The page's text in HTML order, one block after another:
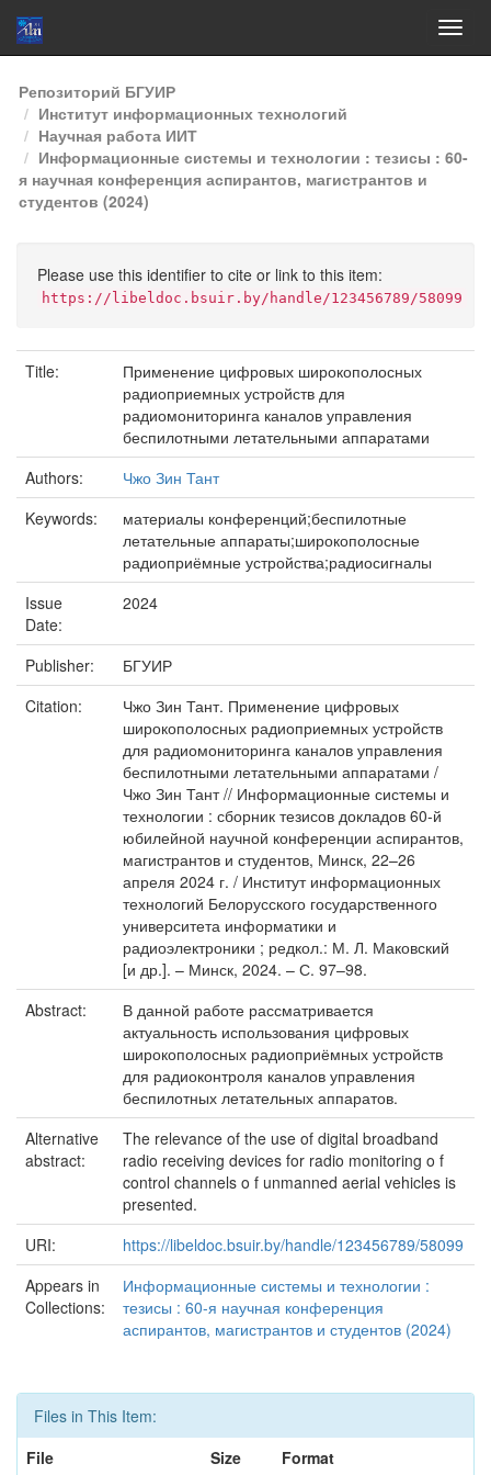
Skip
navigation
Репозиторий БГУИР
Институт информационных технологий
Научная работа ИИТ
Информационные системы и технологии : тезисы : 60-
я научная конференция аспирантов, магистрантов и
студентов (2024)
Please use this identifier to cite or link to this item:
https://libeldoc.bsuir.by/handle/123456789/58099
Title:
Применение цифровых широкополосных
радиоприемных устройств для
радиомониторинга каналов управления
беспилотными летательными аппаратами
Authors:
Чжо Зин Тант
Keywords:
материалы конференций;беспилотные
летательные аппараты;широкополосные
радиоприёмные устройства;радиосигналы
Issue
Date:
2024
Publisher:
БГУИР
Citation:
Чжо Зин Тант. Применение цифровых
широкополосных радиоприемных устройств
для радиомониторинга каналов управления
беспилотными летательными аппаратами /
Чжо Зин Тант // Информационные системы и
технологии : сборник тезисов докладов 60-й
юбилейной научной конференции аспирантов,
магистрантов и студентов, Минск, 22–26
апреля 2024 г. / Институт информационных
технологий Белорусского государственного
университета информатики и
радиоэлектроники ; редкол.: М. Л. Маковский
[и др.]. – Минск, 2024. – С. 97–98.
Abstract:
В данной работе рассматривается
актуальность использования цифровых
широкополосных радиоприёмных устройств
для радиоконтроля каналов управления
беспилотных летательных аппаратов.
Alternative
abstract:
The relevance of the use of digital broadband
radio receiving devices for radio monitoring o f
control channels o f unmanned aerial vehicles is
presented.
URI:
https://libeldoc.bsuir.by/handle/123456789/58099
Appears in
Collections:
Информационные системы и технологии :
тезисы : 60-я научная конференция
аспирантов, магистрантов и студентов (2024)
Files in This Item:
File
Size Format